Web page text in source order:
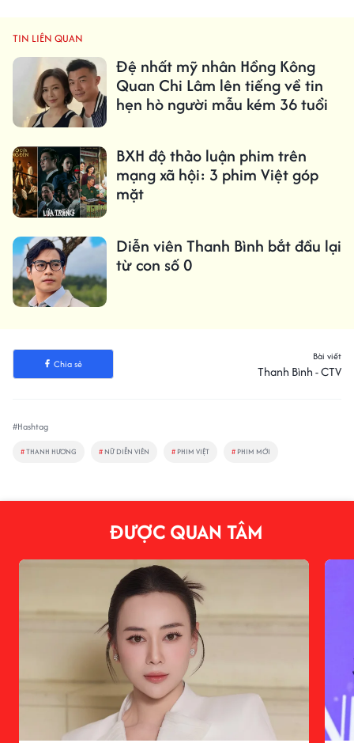
TIN LIÊN QUAN
Đệ nhất mỹ nhân Hồng Kông
Quan Chi Lâm lên tiếng về tin
hẹn hò người mẫu kém 36 tuổi
BXH độ thảo luận phim trên
mạng xã hội: 3 phim Việt góp
mặt
Diễn viên Thanh Bình bắt đầu lại
từ con số 0
Chia sẻ
Bài viết
Thanh Bình - CTV
#Hashtag
#THANH HƯƠNG # NỮ DIỄN VIÊN # PHIM VIỆT # PHIM MỚI
ĐƯỢC QUAN TÂM